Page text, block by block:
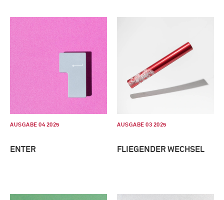
AUSGABE 04 2025
ENTER
AUSGABE 03 2025
FLIEGENDER WECHSEL